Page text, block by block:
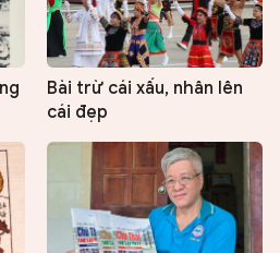
Bài trừ cái xấu, nhân lên
cái đẹp